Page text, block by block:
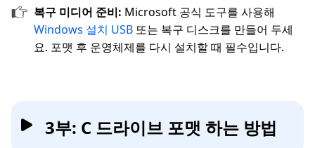
복구 미디어 준비: Microsoft 공식 도구를 사용해
Windows 설치 USB 또는 복구 디스크를 만들어 두세
요. 포맷 후 운영체제를 다시 설치할 때 필수입니다.
3부: C 드라이브 포맷 하는 방법